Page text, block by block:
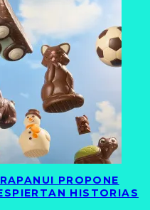
PROPONE
HISTORIAS